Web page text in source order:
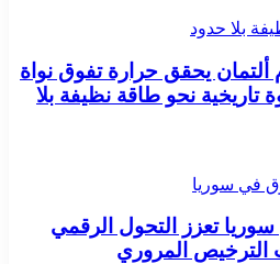
يحقق حرارة تفوق نواة
خطوة تاريخية نحو طاقة نظيفة بلا
تعزز التحول الرقمي
المروري